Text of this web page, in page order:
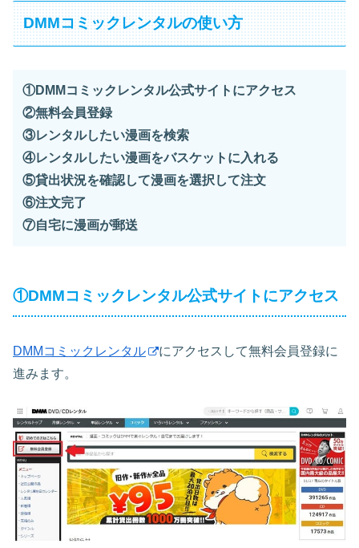
DMMコミックレンタルの使い方
①DMMコミックレンタル公式サイトにアクセス
②無料会員登録
③レンタルしたい漫画を検索
④レンタルしたい漫画をバスケットに入れる
⑤貸出状況を確認して漫画を選択して注文
⑥注文完了
⑦自宅に漫画が郵送
①DMMコミックレンタル公式サイトにアクセス
DMMコミックレンタル
にアクセスして無料会員登録に
進みます。